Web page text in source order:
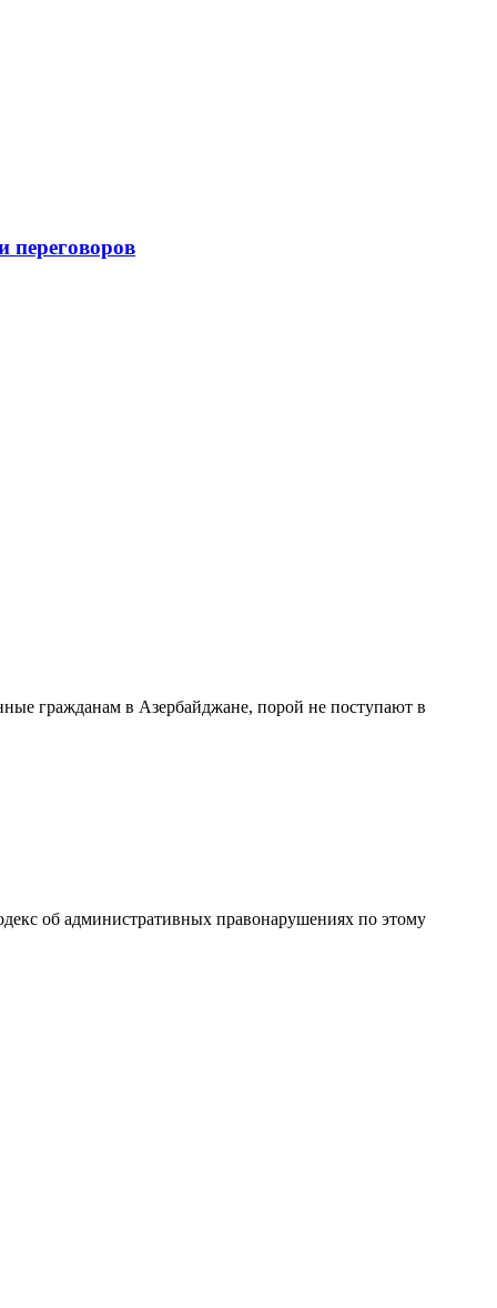
переговоров
гражданам в Азербайджане, порой не поступают в
об административных правонарушениях по этому